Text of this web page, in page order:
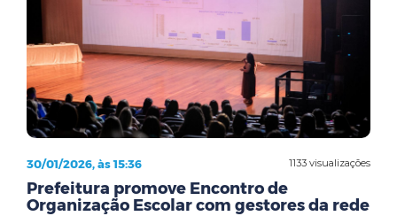
1133 visualizações
30/01/2026, às 15:36
Prefeitura promove Encontro de
Organização Escolar com gestores da rede